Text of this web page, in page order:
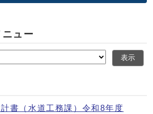
ュー
表示
書（水道工務課）令和8年度